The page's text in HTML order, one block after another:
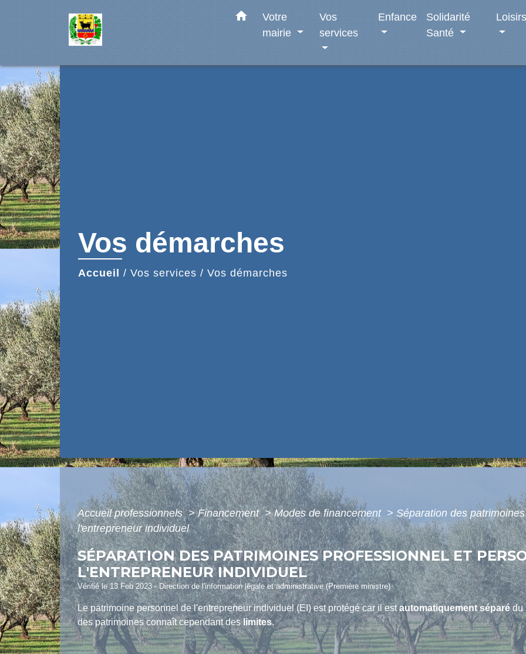
home
Votre
mairie
Vos
services
Enfance
Solidarité
Santé
Loisirs
Vos démarches
Accueil / Vos services / Vos démarches
Accueil professionnels> Financement> Modes de financement > Séparation des
l'entrepreneur individuel
SÉPARATION DES PATRIMOINES PROFESSIONNEL ET
L'ENTREPRENEUR INDIVIDUEL
Vérifié le 13 Feb 2023 - Direction de l'information légale et administrative (Première ministre)
Le patrimoine personnel de l'entrepreneur individuel (EI) est protégé car il estautomatiquement séparédu
des patrimoines connaît cependant deslimites.